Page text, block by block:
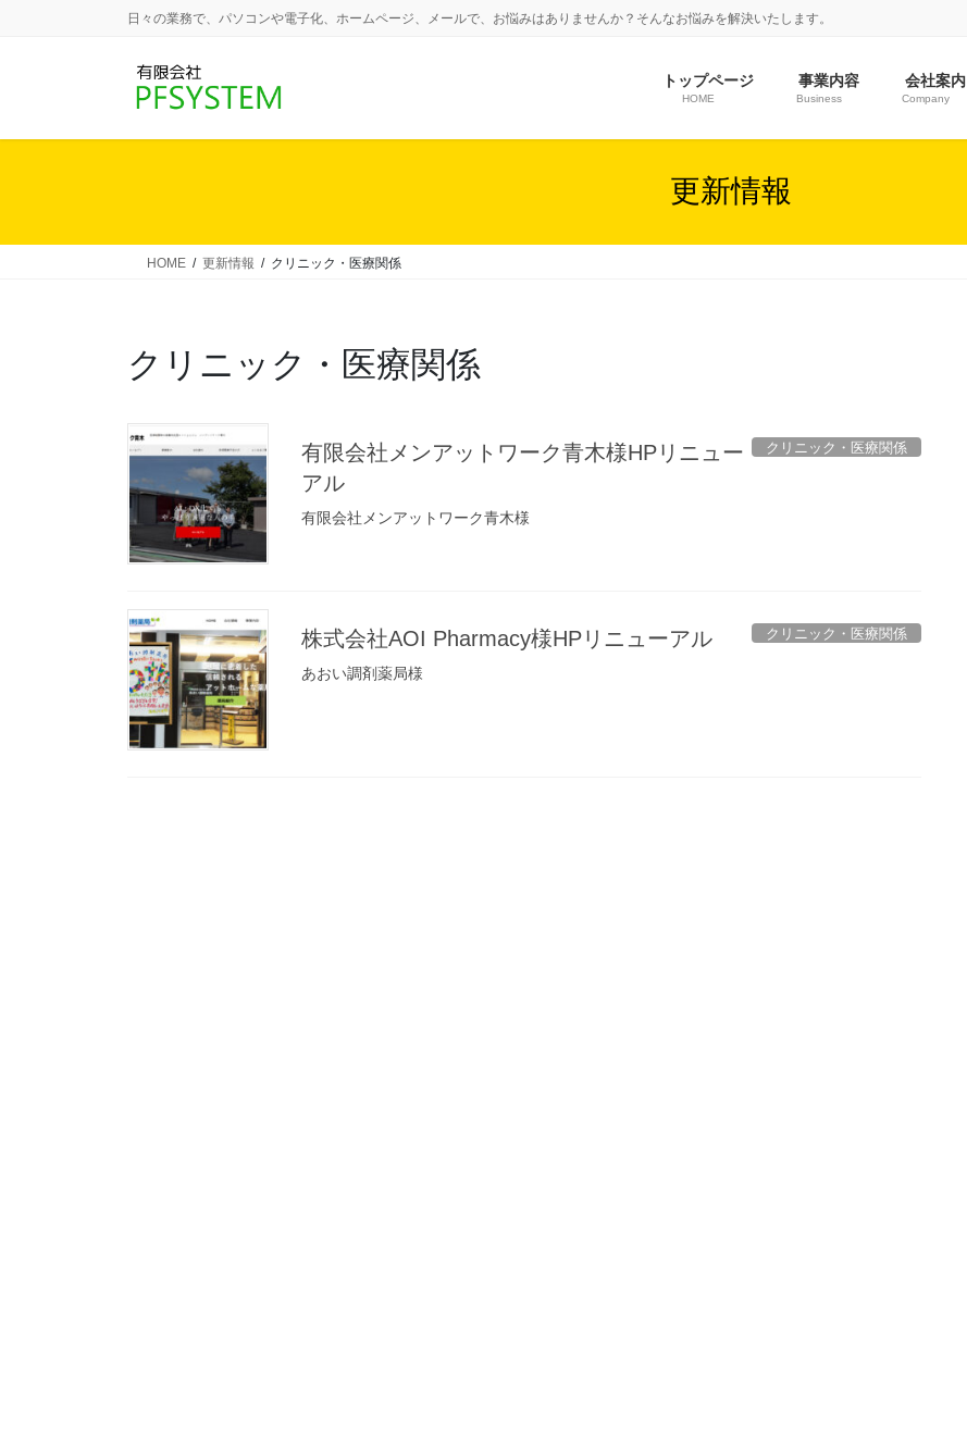
に
ョ
動
日々の業務で、パソコンや電子化、ホームページ、メールで、お悩みはありませんか？そんなお悩みを解決いたします。
トップページ
HOME
事業内容
Business
会社案内
Company
更新情報
HOME 更新情報 クリニック・医療関係
クリニック・医療関係
クリニック・医療関係
有限会社メンアットワーク青木様HPリニュー
アル
有限会社メンアットワーク青木様
クリニック・医療関係
株式会社AOI Pharmacy様HPリニューアル
あおい調剤薬局様